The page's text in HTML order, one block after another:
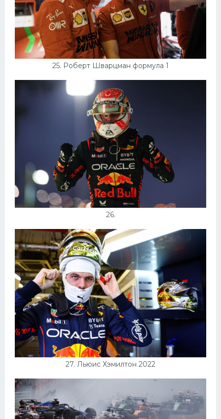
25. Роберт Шварцман формула 1
26.
27. Льюис Хэмилтон 2022